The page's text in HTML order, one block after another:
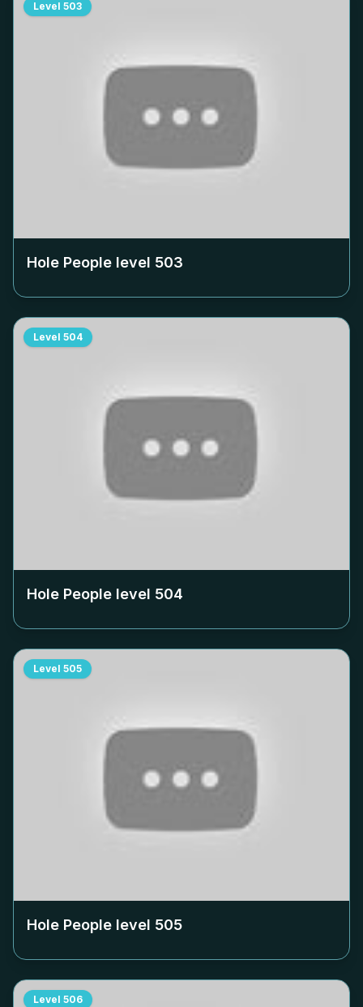
Level 503
Hole People level 503
Level 504
Hole People level 504
Level 505
Hole People level 505
Level 506